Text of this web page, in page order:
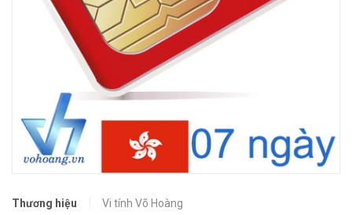
Thương hiệu
Vi tính Võ Hoàng